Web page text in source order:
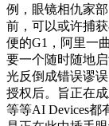
例，眼镜相仇家
前，可以或许捕
便的G1，阿里一
要一个随时随地
光反倒成错误谬
授权后。旨正在
等等AI Devices都